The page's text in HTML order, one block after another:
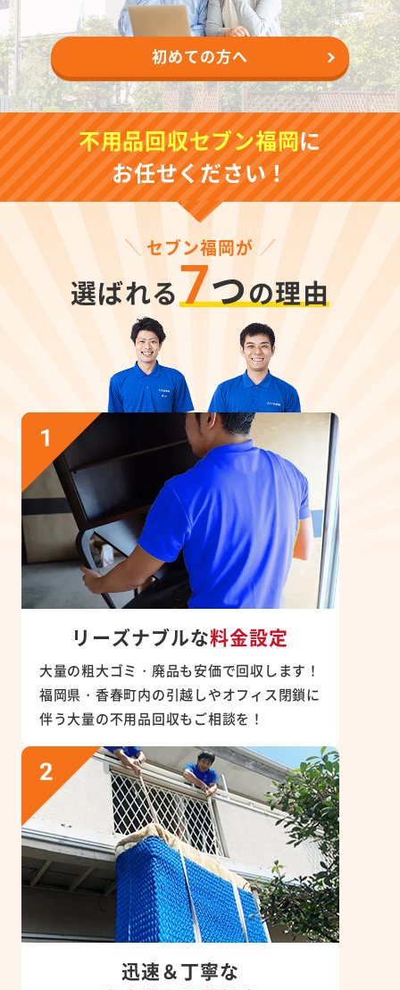
初めての方へ
不用品回収セブン福岡に
お任せください！
セブン福岡が
選ばれる7つの理由
リーズナブルな料金設定
大量の粗大ゴミ・廃品も安価で回収します！
福岡県・香春町内の引越しやオフィス閉鎖に
伴う大量の不用品回収もご相談を！
迅速＆丁寧な